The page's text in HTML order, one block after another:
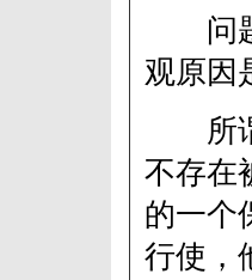
问题
观原因
所谓
不存在
的一个
行使，